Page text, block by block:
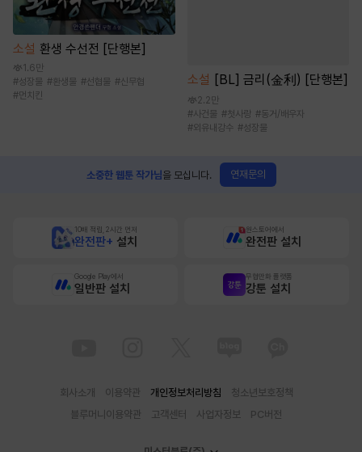
소설 환생 수선전 [단행본]
1.6만
#성장물 # 환생물 #선협물 #신무협
#먼치킨
소설 [BL] 금리(金利) [단행본]
2.2만
#사건물 #첫사랑 #동거/배우자
#외유내강수 #성장물
소중한 웹툰 작가님을 모십니다. 연재문의
10배 적립, 2시간 먼저
완전판+ 설치
원스토어에서
완전판 설치
Google Play에서
일반판 설치
무협만화 플랫폼
강툰 설치
회사소개 이용약관 개인정보처리방침
청소년보호정책
블루머니이용약관
고객센터 사업자정보 PC버전